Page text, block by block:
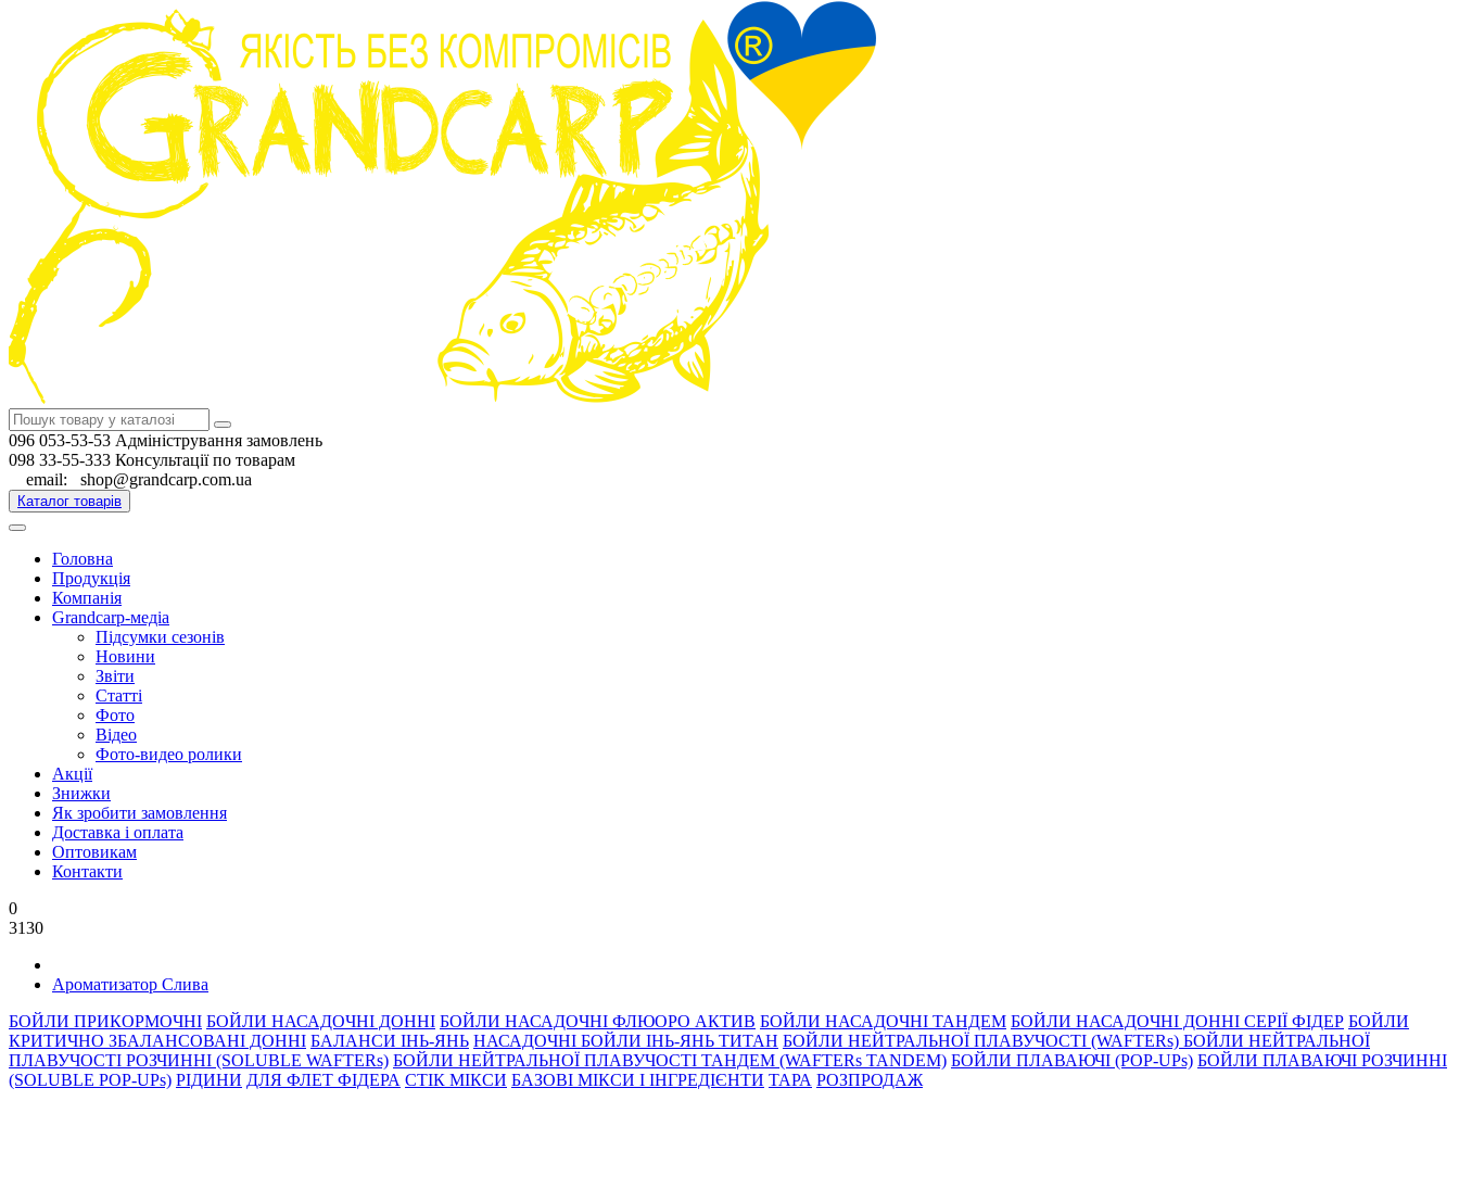
096 053-53-53 Адміністрування замовлень
098 33-55-333 Консультації по товарам
email: shop@grandcarp.com.ua
Каталог товарів
Головна
Продукція
Компанія
Grandcarp-медіа
Підсумки сезонів
Новини
Звіти
Статті
Фото
Відео
Фото-видео ролики
Акції
Знижки
Як зробити замовлення
Доставка і оплата
Оптовикам
Контакти
0
3130
Ароматизатор Слива
БОЙЛИ ПРИКОРМОЧНI БОЙЛИ НАСАДОЧНI ДОННI БОЙЛИ НАСАДОЧНІ ФЛЮОРО АКТИВ БОЙЛИ НАСАДОЧНІ ТАНДЕМ БОЙЛИ НАСАДОЧНI ДОННI СЕРIÏ ФIДЕР БОЙЛИ
КРИТИЧНО ЗБАЛАНСОВАНІ ДОННІ БАЛАНСИ ІНЬ-ЯНЬ НАСАДОЧНІ БОЙЛИ ІНЬ-ЯНЬ ТИТАН БОЙЛИ НЕЙТРАЛЬНОÏ ПЛАВУЧОСТI (WAFTERs) БОЙЛИ НЕЙТРАЛЬНОЇ
ПЛАВУЧОСТІ РОЗЧИННІ (SOLUBLE WAFTERs) БОЙЛИ НЕЙТРАЛЬНОЇ ПЛАВУЧОСТІ ТАНДЕМ (WAFTERs TANDEM) БОЙЛИ ПЛАВАЮЧІ (POP-UPs) БОЙЛИ ПЛАВАЮЧI РОЗЧИННI
(SOLUBLE POP-UPs) РIДИНИ ДЛЯ ФЛЕТ ФІДЕРА СТIК МIКСИ БАЗОВІ МІКСИ І ІНГРЕДІЄНТИ ТАРА РОЗПРОДАЖ